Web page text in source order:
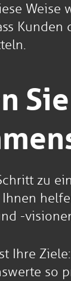
Weise
zu
-
Ihre
so